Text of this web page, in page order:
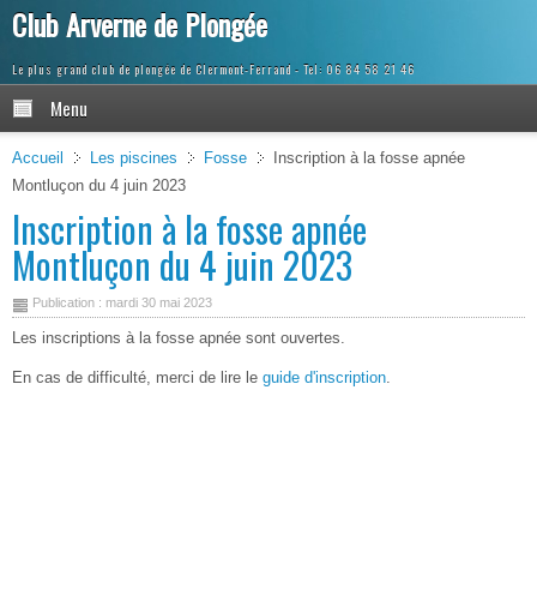
Club Arverne de Plongée
Le plus grand club de plongée de Clermont-Ferrand
Menu
Accueil Les piscines Fosse
Inscription à la fosse apnée
Montluçon du 4 juin 2023
Inscription à la fosse apnée
Montluçon du 4 juin 2023
Publication : mardi 30 mai 2023
Les inscriptions à la fosse apnée sont ouvertes.
En cas de difficulté, merci de lire le guide d'inscription.